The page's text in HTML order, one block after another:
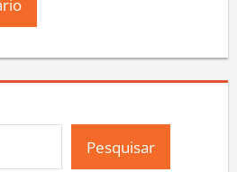
Pesquisar